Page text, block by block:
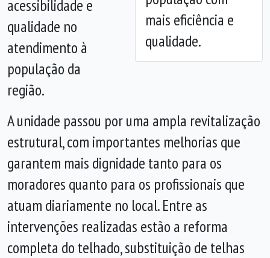
mais eficiência e
qualidade.
acessibilidade e
qualidade no
atendimento à
população da
região.
A unidade passou por uma ampla revitalização
estrutural, com importantes melhorias que
garantem mais dignidade tanto para os
moradores quanto para os profissionais que
atuam diariamente no local. Entre as
intervenções realizadas estão a reforma
completa do telhado, substituição de telhas